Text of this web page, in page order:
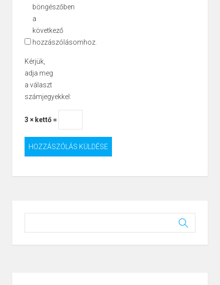
böngészőben
a
következő
hozzászólásomhoz.
Kérjük,
adja meg
a választ
számjegyekkel:
3 × kettő =